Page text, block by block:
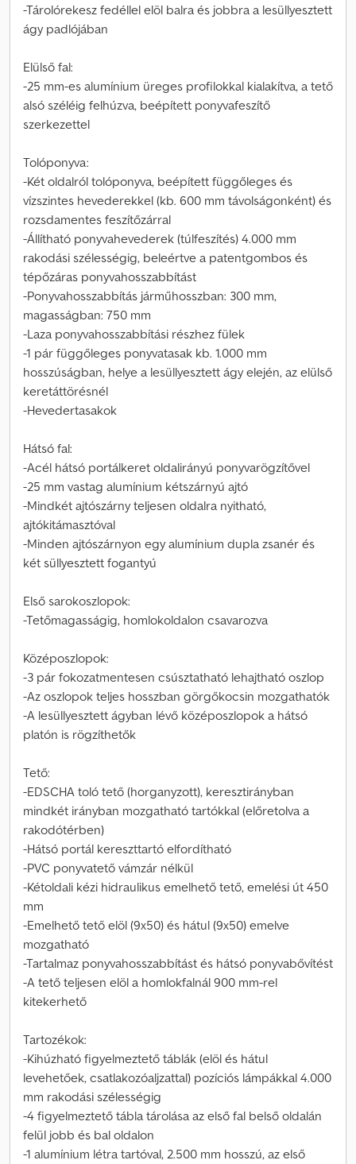
-Tárolórekesz fedéllel elöl balra és jobbra a lesüllyesztett
ágy padlójában
Elülső fal:
-25 mm-es alumínium üreges profilokkal kialakítva, a tető
alsó széléig felhúzva, beépített ponyvafeszítő
szerkezettel
Tolóponyva:
-Két oldalról tolóponyva, beépített függőleges és
vízszintes hevederekkel (kb. 600 mm távolságonként) és
rozsdamentes feszítőzárral
-Állítható ponyvahevederek (túlfeszítés) 4.000 mm
rakodási szélességig, beleértve a patentgombos és
tépőzáras ponyvahosszabbítást
-Ponyvahosszabbítás járműhosszban: 300 mm,
magasságban: 750 mm
-Laza ponyvahosszabbítási részhez fülek
-1 pár függőleges ponyvatasak kb. 1.000 mm
hosszúságban, helye a lesüllyesztett ágy elején, az elülső
keretáttörésnél
-Hevedertasakok
Hátsó fal:
-Acél hátsó portálkeret oldalirányú ponyvarögzítővel
-25 mm vastag alumínium kétszárnyú ajtó
-Mindkét ajtószárny teljesen oldalra nyitható,
ajtókitámasztóval
-Minden ajtószárnyon egy alumínium dupla zsanér és
két süllyesztett fogantyú
Első sarokoszlopok:
-Tetőmagasságig, homlokoldalon csavarozva
Középoszlopok:
-3 pár fokozatmentesen csúsztatható lehajtható oszlop
-Az oszlopok teljes hosszban görgőkocsin mozgathatók
-A lesüllyesztett ágyban lévő középoszlopok a hátsó
platón is rögzíthetők
Tető:
-EDSCHA toló tető (horganyzott), keresztirányban
mindkét irányban mozgatható tartókkal (előretolva a
rakodótérben)
-Hátsó portál kereszttartó elfordítható
-PVC ponyvatető vámzár nélkül
-Kétoldali kézi hidraulikus emelhető tető, emelési út 450
mm
-Emelhető tető elöl (9x50) és hátul (9x50) emelve
mozgatható
-Tartalmaz ponyvahosszabbítást és hátsó ponyvabővítést
-A tető teljesen elöl a homlokfalnál 900 mm-rel
kitekerhető
Tartozékok:
-Kihúzható figyelmeztető táblák (elöl és hátul
levehetőek, csatlakozóaljzattal) pozíciós lámpákkal 4.000
mm rakodási szélességig
-4 figyelmeztető tábla tárolása az első fal belső oldalán
felül jobb és bal oldalon
-1 alumínium létra tartóval, 2.500 mm hosszú, az első